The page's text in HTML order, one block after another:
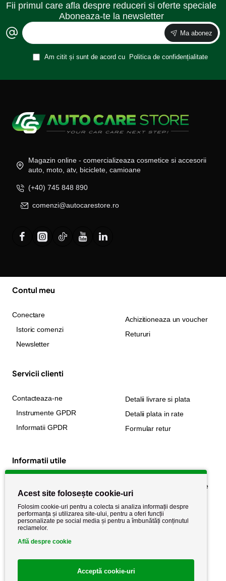
Fii primul care afla despre reduceri si oferte speciale
Aboneaza-te la newsletter
Ma abonez
Am citit și sunt de acord cu Politica de confidențialitate
Magazin online - comercializeaza cosmetice si accesorii
auto, moto, atv, biciclete, camioane
(+40) 745 848 890
comenzi@autocarestore.ro
Contul meu
Conectare
Istoric comenzi
Newsletter
Achizitioneaza un voucher
Retururi
Servicii clienti
Contacteaza-ne
Instrumente GPDR
Informatii GPDR
Detalii livrare si plata
Detalii plata in rate
Formular retur
Informatii utile
Politica de cookie
Politica de confidențialitate
Termeni si conditii
Acest site folosește cookie-uri
Folosim cookie-uri pentru a colecta si analiza informații despre
performanța și utilizarea site-ului, pentru a oferi funcții
personalizate pe social media și pentru a îmbunătăți conținutul
reclamelor.
Află despre cookie
Acceptă cookie-uri